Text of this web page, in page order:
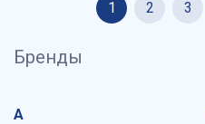
1 2 3
Бренды
A